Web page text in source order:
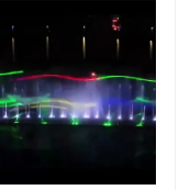
خانه
محصولات